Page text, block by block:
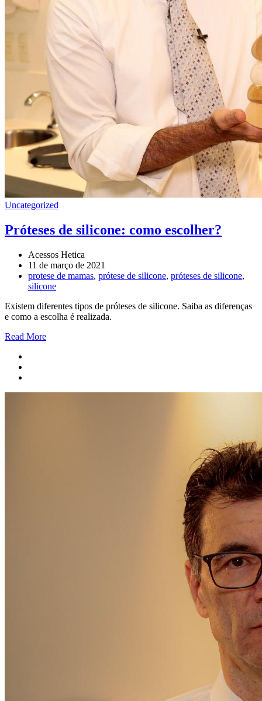
Uncategorized
Próteses de silicone: como escolher?
Acessos Hetica
11 de março de 2021
protese de mamas, prótese de silicone, próteses de silicone,
silicone
Existem diferentes tipos de próteses de silicone. Saiba as diferenças
e como a escolha é realizada.
Read More